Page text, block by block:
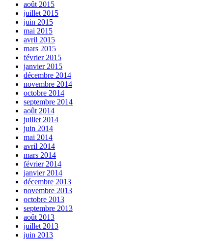
août 2015
juillet 2015
juin 2015
mai 2015
avril 2015
mars 2015
février 2015
janvier 2015
décembre 2014
novembre 2014
octobre 2014
septembre 2014
août 2014
juillet 2014
juin 2014
mai 2014
avril 2014
mars 2014
février 2014
janvier 2014
décembre 2013
novembre 2013
octobre 2013
septembre 2013
août 2013
juillet 2013
juin 2013